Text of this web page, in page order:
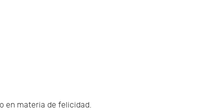
en materia de felicidad.